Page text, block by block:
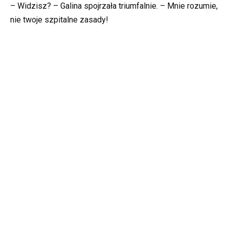
– Widzisz? – Galina spojrzała triumfalnie. – Mnie rozumie,
nie twoje szpitalne zasady!